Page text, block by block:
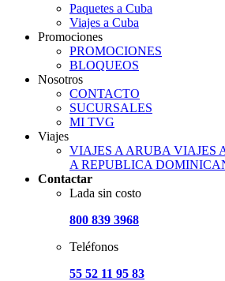
Paquetes a Cuba
Viajes a Cuba
Promociones
PROMOCIONES
BLOQUEOS
Nosotros
CONTACTO
SUCURSALES
MI TVG
Viajes
VIAJES A ARUBA VIAJES
A REPUBLICA
Contactar
Lada sin costo
800 839 3968
Teléfonos
55 52 11 95 83